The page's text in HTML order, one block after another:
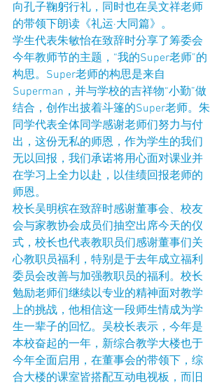
向孔子鞠躬行礼，同时也在吴文祥老师
的带领下朗读《礼运·大同篇》。
学生代表朱敏怡在致辞时分享了筹委会
今年教师节的主题，“我的Super老师”的
构思。Super老师的构思是来自
Superman，并与学校的吉祥物“小勤”做
结合，创作出披着斗篷的Super老师。朱
同学代表全体同学感谢老师们努力与付
出，这份无私的师恩，作为学生的我们
无以回报，我们承诺将用心面对课业并
在学习上全力以赴，以佳绩回报老师的
师恩。
校长吴明槟在致辞时感谢董事会、校友
会与家教协会成员们抽空出席今天的仪
式，校长也代表教职员们感谢董事们关
心教职员福利，特别是于去年成立福利
委员会改善与加强教职员的福利。校长
勉励老师们继续以专业的精神面对教学
上的挑战，他相信这一段师生情成为学
生一辈子的回忆。吴校长表示，今年是
本校奋起的一年，新综合教学大楼也于
今年全面启用，在董事会的带领下，综
合大楼的课室皆搭配互动电视板，而旧